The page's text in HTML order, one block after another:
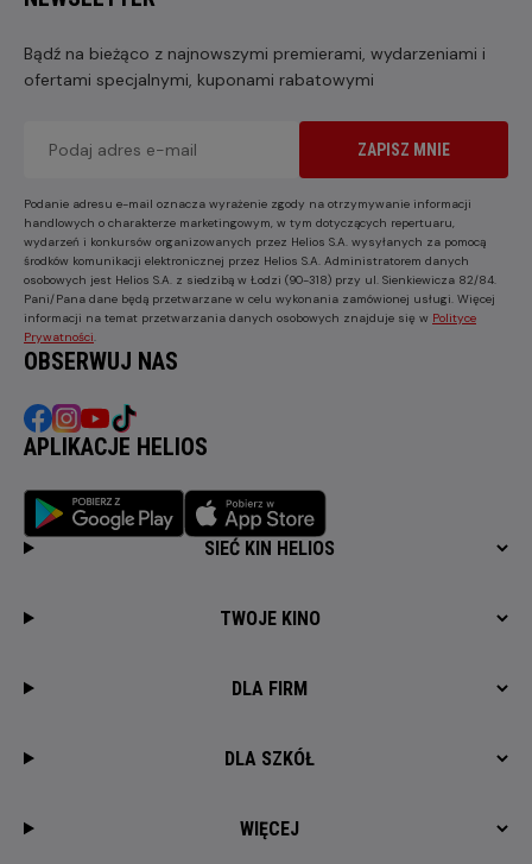
Bądź na bieżąco z najnowszymi premierami, wydarzeniami i
ofertami specjalnymi, kuponami rabatowymi
ZAPISZ MNIE
Podanie adresu e-mail oznacza wyrażenie zgody na otrzymywanie informacji
handlowych o charakterze marketingowym, w tym dotyczących repertuaru,
wydarzeń i konkursów organizowanych przez Helios S.A. wysyłanych za pomocą
środków komunikacji elektronicznej przez Helios S.A. Administratorem danych
osobowych jest Helios S.A. z siedzibą w Łodzi (90-318) przy ul. Sienkiewicza 82/84.
Pani/Pana dane będą przetwarzane w celu wykonania zamówionej usługi. Więcej
informacji na temat przetwarzania danych osobowych znajduje się w Polityce
Prywatności
OBSERWUJ NAS
APLIKACJE HELIOS
SIEĆ KIN HELIOS
TWOJE KINO
DLA FIRM
DLA SZKÓŁ
WIĘCEJ